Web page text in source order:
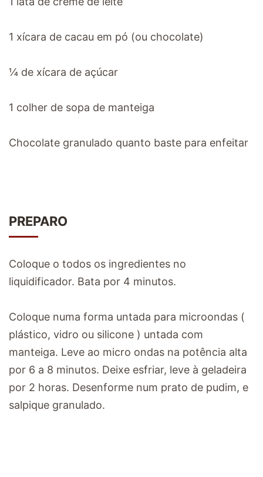
1 xícara de cacau em pó (ou chocolate)
¼ de xícara de açúcar
1 colher de sopa de manteiga
Chocolate granulado quanto baste para enfeitar
PREPARO
Coloque o todos os ingredientes no
liquidificador. Bata por 4 minutos.
Coloque numa forma untada para microondas (
plástico, vidro ou silicone ) untada com
manteiga. Leve ao micro ondas na potência alta
por 6 a 8 minutos. Deixe esfriar, leve à geladeira
por 2 horas. Desenforme num prato de pudim, e
salpique granulado.